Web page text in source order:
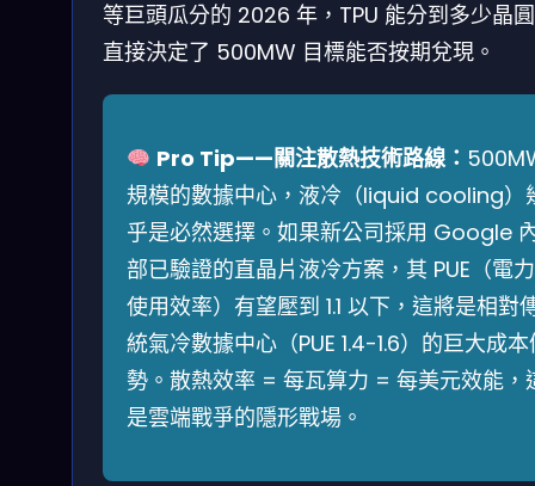
等巨頭瓜分的 2026 年，TPU 能分到多少晶
直接決定了 500MW 目標能否按期兌現。
Pro Tip——關注散熱技術路線：
規模的數據中心，液冷（liquid cooling）
乎是必然選擇。如果新公司採用 Google
部已驗證的直晶片液冷方案，其 PUE（電力
使用效率）有望壓到 1.1 以下，這將是相對
統氣冷數據中心（PUE 1.4-1.6）的巨大成
勢。散熱效率 = 每瓦算力 = 每美元效能，
是雲端戰爭的隱形戰場。